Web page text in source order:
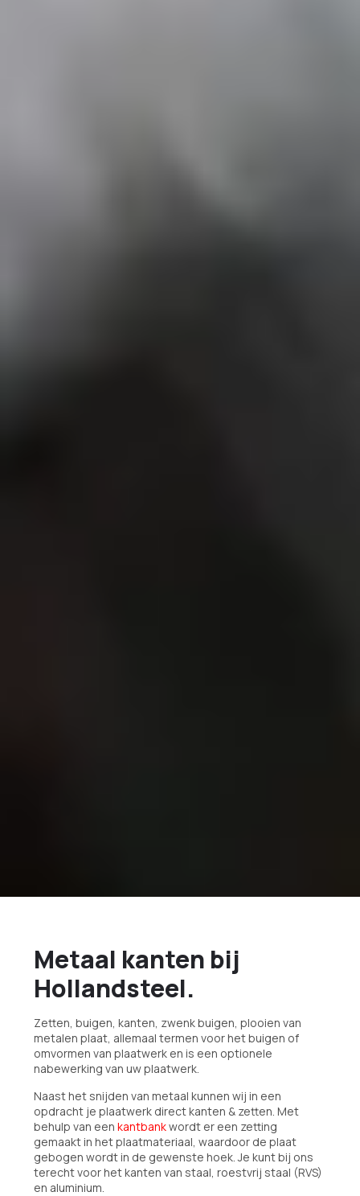
Metaal kanten bij
Hollandsteel.
Zetten, buigen, kanten, zwenk buigen, plooien van
metalen plaat, allemaal termen voor het buigen of
omvormen van plaatwerk en is een optionele
nabewerking van uw plaatwerk.
Naast het snijden van metaal kunnen wij in een
opdracht je plaatwerk direct kanten & zetten. Met
behulp van een kantbankwordt er een zetting
gemaakt in het plaatmateriaal, waardoor de plaat
gebogen wordt in de gewenste hoek. Je kunt bij ons
terecht voor het kanten van staal, roestvrij staal (RVS)
en aluminium.